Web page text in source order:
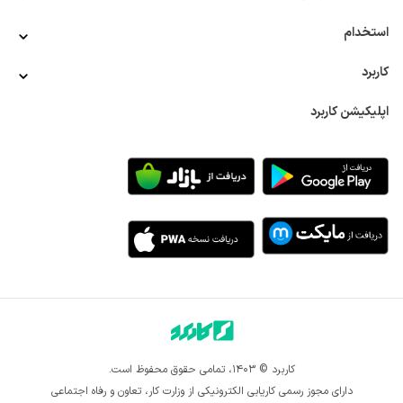
استخدام
کاربرد
اپلیکیشن کاربرد
کاربرد © ۱۴۰۳، تمامی حقوق محفوظ است.
دارای مجوز رسمی کاریابی الکترونیکی از وزارت کار، تعاون و رفاه اجتماعی